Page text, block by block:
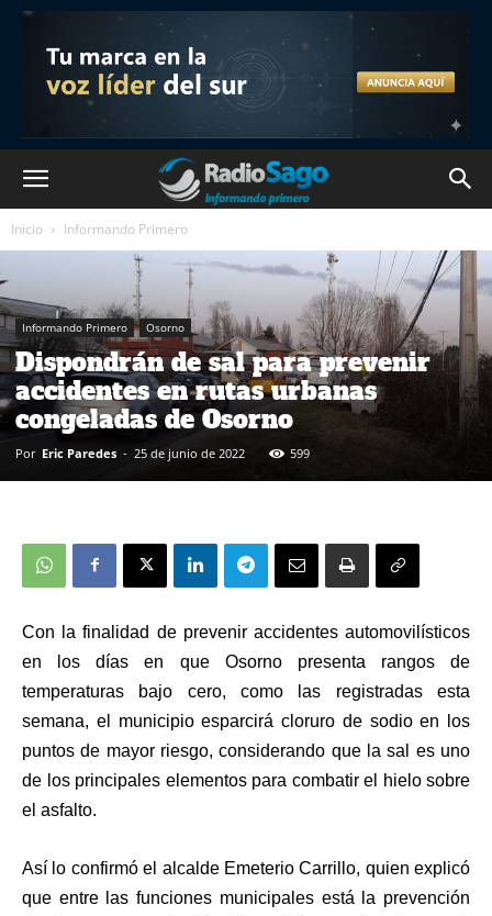
Inicio Informando Primero
Informando Primero Osorno
Dispondrán de sal para prevenir
accidentes en rutas urbanas
congeladas de Osorno
Por Eric Paredes - 25 de junio de 2022 599
Con la finalidad de prevenir accidentes automovilísticos
en los días en que Osorno presenta rangos de
temperaturas bajo cero, como las registradas esta
semana, el municipio esparcirá cloruro de sodio en los
puntos de mayor riesgo, considerando que la sal es uno
de los principales elementos para combatir el hielo sobre
el asfalto.
Así lo confirmó el alcalde Emeterio Carrillo, quien explicó
que entre las funciones municipales está la prevención